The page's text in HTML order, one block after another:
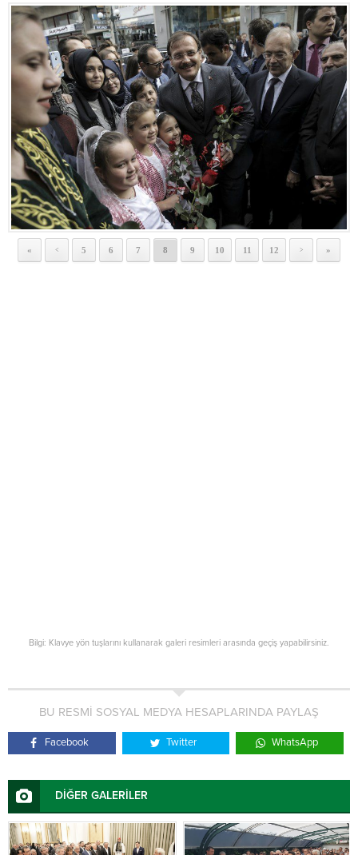
« < 5 6 7 8 9 10 11 12 > »
Bilgi: Klavye yön tuşlarını kullanarak galeri resimleri arasında geçiş yapabilirsiniz.
BU RESMİ SOSYAL MEDYA HESAPLARINDA PAYLAŞ
Facebook Twitter WhatsApp
DİĞER GALERİLER